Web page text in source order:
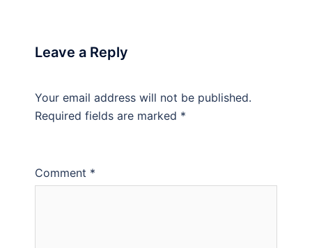
Leave a Reply
Your email address will not be published.
Required fields are marked *
Comment *